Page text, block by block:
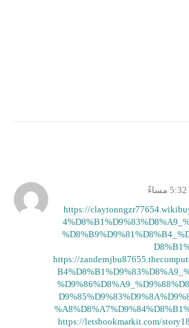
https://
https://
https://letsbookmarkit.com/